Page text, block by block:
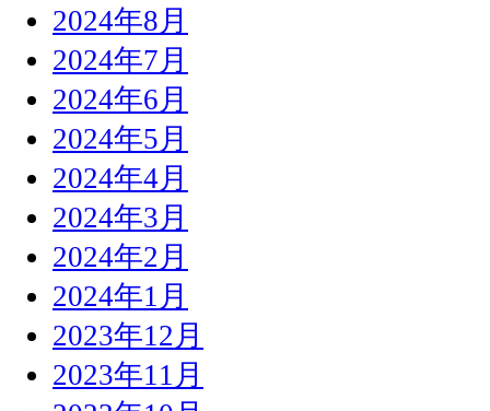
2024年8月
2024年7月
2024年6月
2024年5月
2024年4月
2024年3月
2024年2月
2024年1月
2023年12月
2023年11月